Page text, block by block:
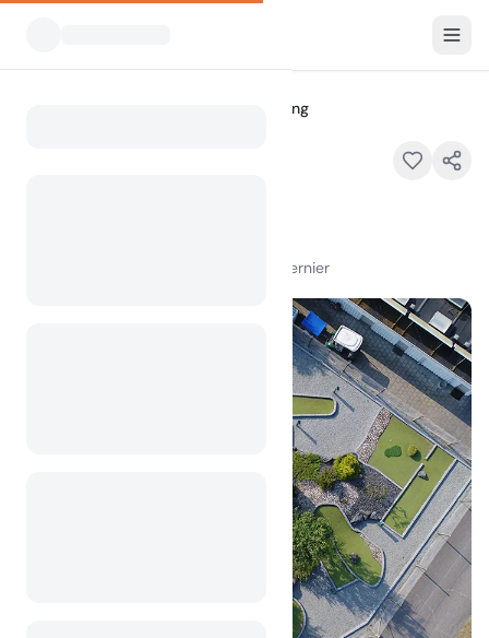
Krusaa camping
vues au cours du mois dernier